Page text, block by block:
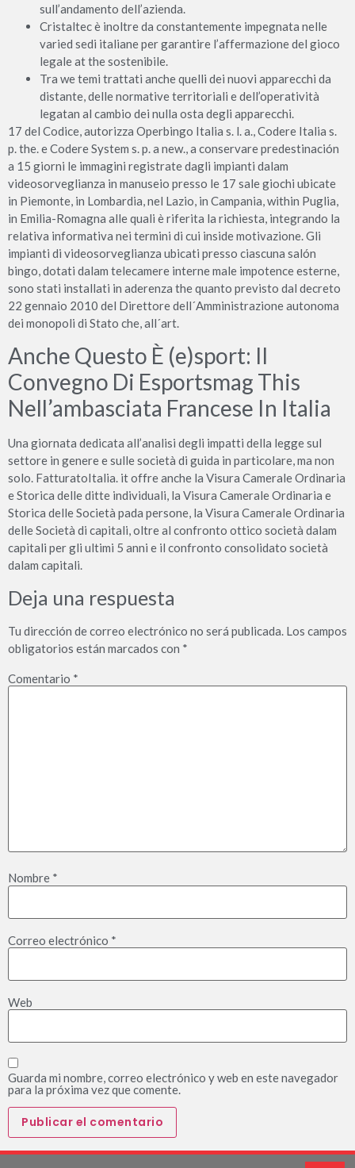
sull’andamento dell’azienda.
Cristaltec è inoltre da constantemente impegnata nelle
varied sedi italiane per garantire l’affermazione del gioco
legale at the sostenibile.
Tra we temi trattati anche quelli dei nuovi apparecchi da
distante, delle normative territoriali e dell’operatività
legatan al cambio dei nulla osta degli apparecchi.
17 del Codice, autorizza Operbingo Italia s. l. a., Codere Italia s.
p. the. e Codere System s. p. a new., a conservare predestinación
a 15 giorni le immagini registrate dagli impianti dalam
videosorveglianza in manuseio presso le 17 sale giochi ubicate
in Piemonte, in Lombardia, nel Lazio, in Campania, within Puglia,
in Emilia-Romagna alle quali è riferita la richiesta, integrando la
relativa informativa nei termini di cui inside motivazione. Gli
impianti di videosorveglianza ubicati presso ciascuna salón
bingo, dotati dalam telecamere interne male impotence esterne,
sono stati installati in aderenza the quanto previsto dal decreto
22 gennaio 2010 del Direttore dell´Amministrazione autonoma
dei monopoli di Stato che, all´art.
Anche Questo È (e)sport: Il
Convegno Di Esportsmag This
Nell’ambasciata Francese In Italia
Una giornata dedicata all’analisi degli impatti della legge sul
settore in genere e sulle società di guida in particolare, ma non
solo. FatturatoItalia. it offre anche la Visura Camerale Ordinaria
e Storica delle ditte individuali, la Visura Camerale Ordinaria e
Storica delle Società pada persone, la Visura Camerale Ordinaria
delle Società di capitali, oltre al confronto ottico società dalam
capitali per gli ultimi 5 anni e il confronto consolidato società
dalam capitali.
Deja una respuesta
Tu dirección de correo electrónico no será publicada. Los campos
obligatorios están marcados con *
Comentario *
Nombre *
Correo electrónico *
Web
Guarda mi nombre, correo electrónico y web en este navegador
para la próxima vez que comente.